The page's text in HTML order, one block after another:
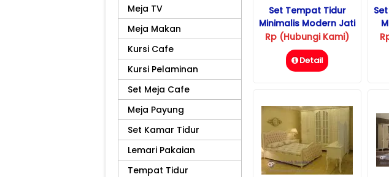
Set Tempat Tidur
Minimalis Modern Jati
Loncini
Rp (Hubungi Kami)
Detail
Meja TV
Meja Makan
Kursi Cafe
Kursi Pelaminan
Set Meja Cafe
Meja Payung
Set Kamar Tidur
Lemari Pakaian
Tempat Tidur